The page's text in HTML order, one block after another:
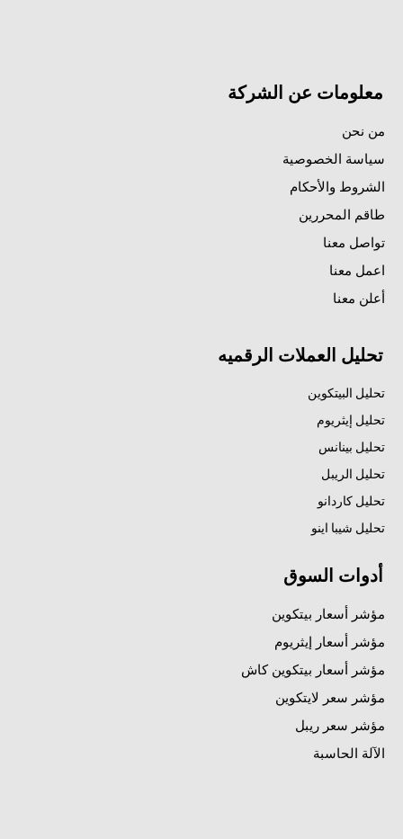
معلومات عن الشركة
من نحن
سياسة الخصوصية
الشروط والأحكام
طاقم المحررين
تواصل معنا
اعمل معنا
أعلن معنا
تحليل العملات الرقميه
تحليل البيتكوين
تحليل إيثريوم
تحليل بينانس
تحليل الريبل
تحليل كاردانو
تحليل شيبا اينو
أدوات السوق
مؤشر أسعار بيتكوين
مؤشر أسعار إيثريوم
مؤشر أسعار بيتكوين كاش
مؤشر سعر لايتكوين
مؤشر سعر ريبل
الآلة الحاسبة